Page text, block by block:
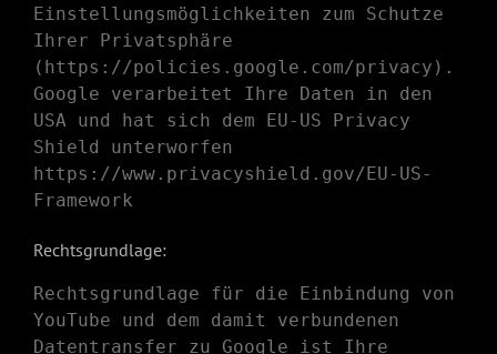
Einstellungsmöglichkeiten zum Schutze
Ihrer Privatsphäre
( https://policies.google.com/privacy ).
Google verarbeitet Ihre Daten in den
USA und hat sich dem EU-US Privacy
Shield unterworfen
https://www.privacyshield.gov/EU-US-
Framework
Rechtsgrundlage:
Rechtsgrundlage für die Einbindung von
YouTube und dem damit verbundenen
Datentransfer zu Google ist Ihre